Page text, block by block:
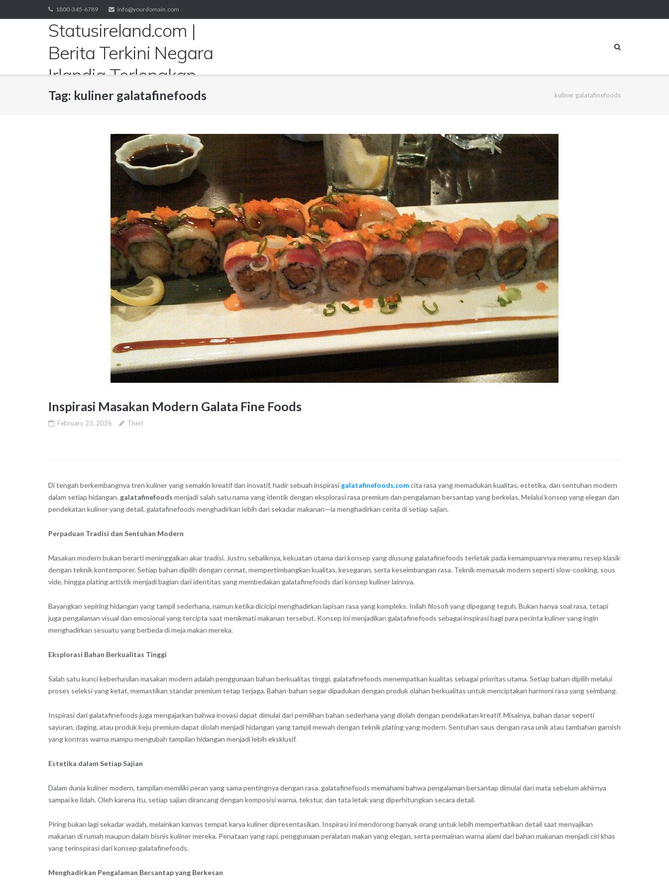
to
1800-345-6789 info@yourdomain.com
Statusireland.com |
Berita Terkini Negara
Irlandia Terlengkap
Tag: kuliner galatafinefoods kuliner galatafinefoods
Inspirasi Masakan Modern Galata Fine Foods
February 23, 2026 Therl
Di tengah berkembangnya tren kuliner yang semakin kreatif dan inovatif, hadir sebuah inspirasi galatafinefoods.comcita rasa yang memadukan kualitas, estetika, dan sentuhan modern
dalam setiap hidangan. galatafinefoods menjadi salah satu nama yang identik dengan eksplorasi rasa premium dan pengalaman bersantap yang berkelas. Melalui konsep yang elegan dan
pendekatan kuliner yang detail, galatafinefoods menghadirkan lebih dari sekadar makanan—ia menghadirkan cerita di setiap sajian.
Perpaduan Tradisi dan Sentuhan Modern
Masakan modern bukan berarti meninggalkan akar tradisi. Justru sebaliknya, kekuatan utama dari konsep yang diusung galatafinefoods terletak pada kemampuannya meramu resep klasik
dengan teknik kontemporer. Setiap bahan dipilih dengan cermat, mempertimbangkan kualitas, kesegaran, serta keseimbangan rasa. Teknik memasak modern seperti slow-cooking, sous
vide, hingga plating artistik menjadi bagian dari identitas yang membedakan galatafinefoods dari konsep kuliner lainnya.
Bayangkan sepiring hidangan yang tampil sederhana, namun ketika dicicipi menghadirkan lapisan rasa yang kompleks. Inilah filosofi yang dipegang teguh. Bukan hanya soal rasa, tetapi
juga pengalaman visual dan emosional yang tercipta saat menikmati makanan tersebut. Konsep ini menjadikan galatafinefoods sebagai inspirasi bagi para pecinta kuliner yang ingin
menghadirkan sesuatu yang berbeda di meja makan mereka.
Eksplorasi Bahan Berkualitas Tinggi
Salah satu kunci keberhasilan masakan modern adalah penggunaan bahan berkualitas tinggi. galatafinefoods menempatkan kualitas sebagai prioritas utama. Setiap bahan dipilih melalui
proses seleksi yang ketat, memastikan standar premium tetap terjaga. Bahan-bahan segar dipadukan dengan produk olahan berkualitas untuk menciptakan harmoni rasa yang seimbang.
Inspirasi dari galatafinefoods juga mengajarkan bahwa inovasi dapat dimulai dari pemilihan bahan sederhana yang diolah dengan pendekatan kreatif. Misalnya, bahan dasar seperti
sayuran, daging, atau produk keju premium dapat diolah menjadi hidangan yang tampil mewah dengan teknik plating yang modern. Sentuhan saus dengan rasa unik atau tambahan garnish
yang kontras warna mampu mengubah tampilan hidangan menjadi lebih eksklusif.
Estetika dalam Setiap Sajian
Dalam dunia kuliner modern, tampilan memiliki peran yang sama pentingnya dengan rasa. galatafinefoods memahami bahwa pengalaman bersantap dimulai dari mata sebelum akhirnya
sampai ke lidah. Oleh karena itu, setiap sajian dirancang dengan komposisi warna, tekstur, dan tata letak yang diperhitungkan secara detail.
Piring bukan lagi sekadar wadah, melainkan kanvas tempat karya kuliner dipresentasikan. Inspirasi ini mendorong banyak orang untuk lebih memperhatikan detail saat menyajikan
makanan di rumah maupun dalam bisnis kuliner mereka. Penataan yang rapi, penggunaan peralatan makan yang elegan, serta permainan warna alami dari bahan makanan menjadi ciri khas
yang terinspirasi dari konsep galatafinefoods.
Menghadirkan Pengalaman Bersantap yang Berkesan